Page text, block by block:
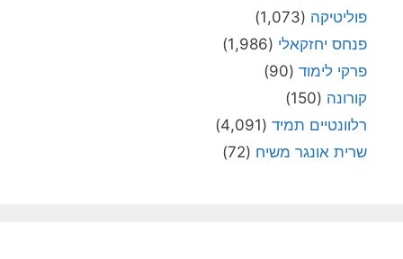
פוליטיקה (1,073)
פנחס יחזקאלי (1,986)
פרקי לימוד (90)
קורונה (150)
רלוונטיים תמיד (4,091)
שרית אונגר משיח (72)